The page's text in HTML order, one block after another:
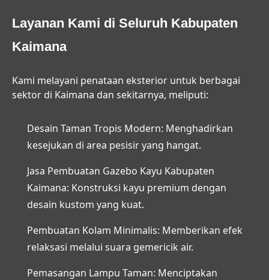
Layanan Kami di Seluruh Kabupaten
Kaimana
Kami melayani penataan eksterior untuk berbagai
sektor di Kaimana dan sekitarnya, meliputi:
Desain Taman Tropis Modern: Menghadirkan
kesejukan di area pesisir yang hangat.
Jasa Pembuatan Gazebo Kayu Kabupaten
Kaimana: Konstruksi kayu premium dengan
desain kustom yang kuat.
Pembuatan Kolam Minimalis: Memberikan efek
relaksasi melalui suara gemericik air.
Pemasangan Lampu Taman: Menciptakan